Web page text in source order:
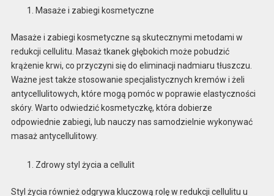
Masaże i zabiegi kosmetyczne
Masaże i zabiegi kosmetyczne są skutecznymi metodami w
redukcji cellulitu. Masaż tkanek głębokich może pobudzić
krążenie krwi, co przyczyni się do eliminacji nadmiaru tłuszczu.
Ważne jest także stosowanie specjalistycznych kremów i żeli
antycellulitowych, które mogą pomóc w poprawie elastyczności
skóry. Warto odwiedzić kosmetyczkę, która dobierze
odpowiednie zabiegi, lub nauczy nas samodzielnie wykonywać
masaż antycellulitowy.
Zdrowy styl życia a cellulit
Styl życia również odgrywa kluczową rolę w redukcji cellulitu u